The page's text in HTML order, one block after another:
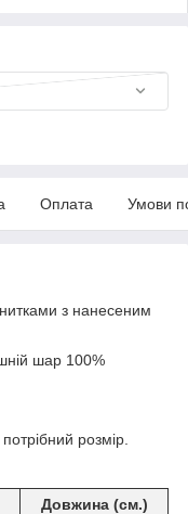
Оплата Умови
з нанесеним
шар 100%
розмір.
Довжина (см.)